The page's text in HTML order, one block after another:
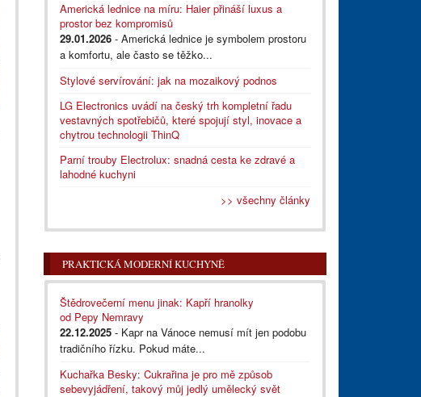
Americká lednice na míru: Haier přináší luxus a
prostor bez kompromisů
29.01.2026 - Americká lednice je symbolem prostoru
a komfortu, ale často se těžko...
Stylové servírování: jak na mozaikový podnos
LG Electronics uvádí na český trh kompletní řadu
vestavných spotřebičů, které spojují styl, inovace a
chytrou technologii ThinQ
Parní trouby Electrolux: snadná cesta ke zdravé a
lahodné kuchyni
>> všechny články
PRAKTICKÁ MODERNÍ KUCHYNĚ
Štědrovečerní menu jinak: Kapří hranolky
od Pepy Nemravy
22.12.2025 - Kapr na Vánoce nemusí mít jen podobu
tradičního řízku. Pokud máte...
Kuchařka Besky: Cukrařina je pro mě způsob
sebevyjádření, takový můj jedlý umělecký svět